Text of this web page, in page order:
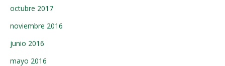
octubre 2017
noviembre 2016
junio 2016
mayo 2016